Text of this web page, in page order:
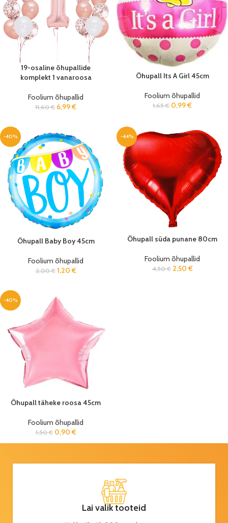
19-osaline õhupallide
komplekt 1 vanaroosa
Foolium õhupallid
11,60€ 6,99€
Õhupall Its A Girl 45cm
Foolium õhupallid
1,65€ 0,99€
-40%
Õhupall Baby Boy 45cm
Foolium õhupallid
2,00€ 1,20 €
-44%
Õhupall süda punane 80cm
Foolium õhupallid
4,50€ 2,50 €
-40%
Õhupall täheke roosa 45cm
Foolium õhupallid
1,50€ 0,90 €
Lai valik tooteid